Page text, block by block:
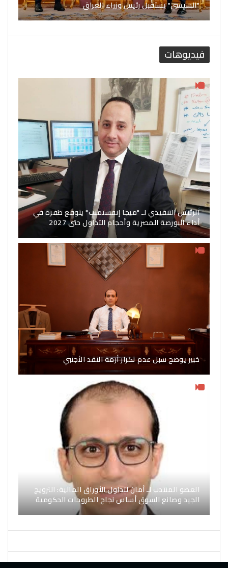
"السيسي" يستقبل رئيس وزراء العراق
فيديوهات
الرئيس التنفيذي لـ "ميجا إنفستمنت" يتوقع طفرة في
أداء البورصة المصرية وأحجام التداول حتى 2027
خبير يوضح سبل عدم تكرار أزمة النقد الأجنبي
العضو المنتدب لـ أمان لتداول الأوراق المالية: الترويج
الجيد وصانع السوق أساس نجاح الطروحات الحكومية